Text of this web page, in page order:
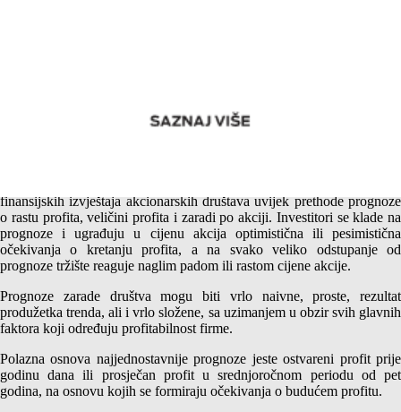
Javne informacije i cijena akcija Mtela a.d. Banjaluka – Ni rast
finansijskih izvještaja akcionarskih društava uvijek prethode prognoze
o rastu profita, veličini profita i zaradi po akciji. Investitori se klade na
prognoze i ugrađuju u cijenu akcija optimistična ili pesimistična
očekivanja o kretanju profita, a na svako veliko odstupanje od
prognoze tržište reaguje naglim padom ili rastom cijene akcije.
Prognoze zarade društva mogu biti vrlo naivne, proste, rezultat
produžetka trenda, ali i vrlo složene, sa uzimanjem u obzir svih glavnih
faktora koji određuju profitabilnost firme.
Polazna osnova najjednostavnije prognoze jeste ostvareni profit prije
godinu dana ili prosječan profit u srednjoročnom periodu od pet
godina, na osnovu kojih se formiraju očekivanja o budućem profitu.